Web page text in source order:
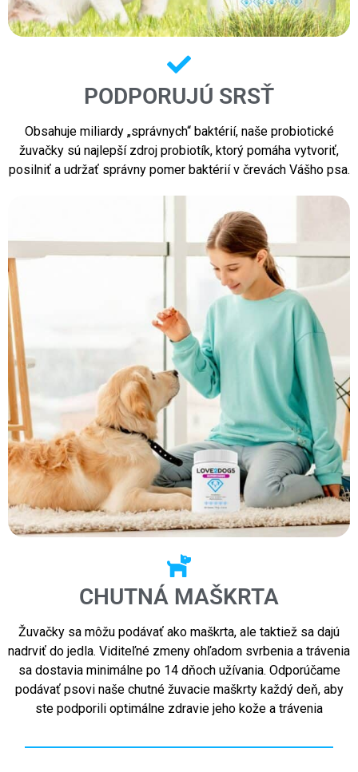
PODPORUJÚ SRSŤ
Obsahuje miliardy „správnych“ baktérií, naše probiotické
žuvačky sú najlepší zdroj probiotík, ktorý pomáha vytvoriť,
posilniť a udržať správny pomer baktérií v črevách Vášho psa.
CHUTNÁ MAŠKRTA
Žuvačky sa môžu podávať ako maškrta, ale taktiež sa dajú
nadrviť do jedla. Viditeľné zmeny ohľadom svrbenia a trávenia
sa dostavia minimálne po 14 dňoch užívania. Odporúčame
podávať psovi naše chutné žuvacie maškrty každý deň, aby
ste podporili optimálne zdravie jeho kože a trávenia